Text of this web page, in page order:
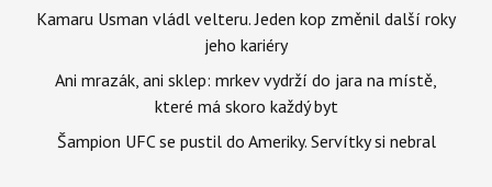
Kamaru Usman vládl velteru. Jeden kop změnil další roky
jeho kariéry
Ani mrazák, ani sklep: mrkev vydrží do jara na místě,
které má skoro každý byt
Šampion UFC se pustil do Ameriky. Servítky si nebral